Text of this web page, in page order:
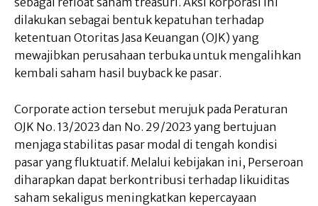
dilakukan sebagai bentuk kepatuhan terhadap
ketentuan Otoritas Jasa Keuangan (OJK) yang
mewajibkan perusahaan terbuka untuk mengalihkan
kembali saham hasil buyback ke pasar.
Corporate action tersebut merujuk pada Peraturan
OJK No. 13/2023 dan No. 29/2023 yang bertujuan
menjaga stabilitas pasar modal di tengah kondisi
pasar yang fluktuatif. Melalui kebijakan ini, Perseroan
diharapkan dapat berkontribusi terhadap likuiditas
saham sekaligus meningkatkan kepercayaan